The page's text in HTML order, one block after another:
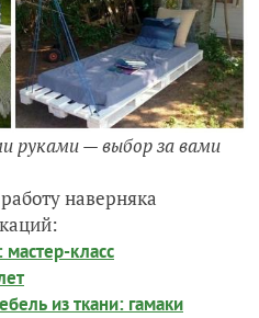
руками — выбор за вами
наверняка
класс
из ткани: гамаки